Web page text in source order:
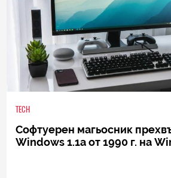
TECH
Софтуерен магьосник
Windows 1.1a от 1990 г. на